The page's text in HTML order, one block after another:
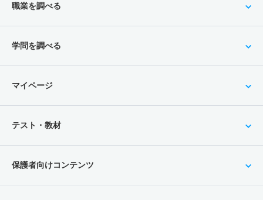
職業を調べる
学問を調べる
マイページ
テスト・教材
保護者向けコンテンツ